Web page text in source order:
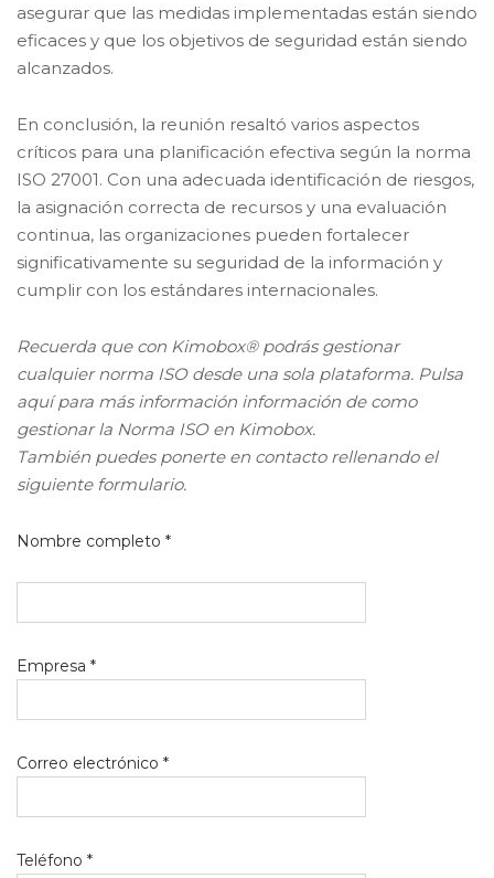
asegurar que las medidas implementadas están siendo
eficaces y que los objetivos de seguridad están siendo
alcanzados.
En conclusión, la reunión resaltó varios aspectos
críticos para una planificación efectiva según la norma
ISO 27001. Con una adecuada identificación de riesgos,
la asignación correcta de recursos y una evaluación
continua, las organizaciones pueden fortalecer
significativamente su seguridad de la información y
cumplir con los estándares internacionales.
Recuerda que con Kimobox® podrás gestionar
cualquier norma ISO desde una sola plataforma. Pulsa
aquí para más información información de como
gestionar la Norma ISO en Kimobox.
También puedes ponerte en contacto rellenando el
siguiente formulario.
Nombre completo *
Empresa *
Correo electrónico *
Teléfono *